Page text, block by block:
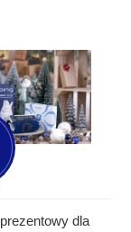
dla